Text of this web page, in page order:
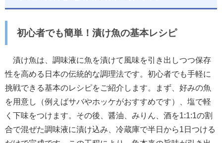
初心者でも簡単！漬け魚の基本レシピ
漬け魚は、調味液に魚を漬けて風味を引き出しつつ保存
性を高める日本の伝統的な調理法です。初心者でも手軽に
挑戦できる基本のレシピをご紹介します。まず、好みの魚
を用意し（例えばサバやホッケがおすすめです）、塩で軽
く下味をつけます。その後、醤油、みりん、酒を1:1:1の割
合で混ぜた調味液に漬け込み、冷蔵庫で半日から1日つける